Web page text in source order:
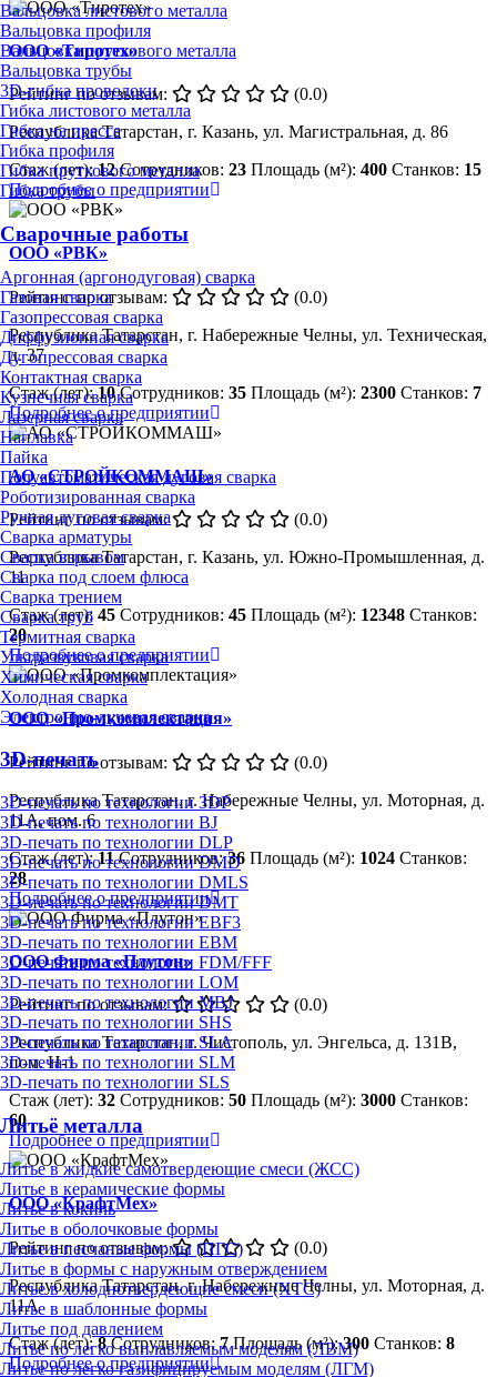
Вальцовка листового металла
Вальцовка профиля
Вальцовка пруткового металла
Вальцовка трубы
3D-гибка проволоки
Гибка листового металла
Гибка на прессе
Гибка профиля
Гибка пруткового металла
Гибка трубы
Сварочные работы
Аргонная (аргонодуговая) сварка
Газовая сварка
Газопрессовая сварка
Диффузионная сварка
Дугопрессовая сварка
Контактная сварка
Кузнечная сварка
Лазерная сварка
Наплавка
Пайка
Полуавтоматическая дуговая сварка
Роботизированная сварка
Ручная дуговая сварка
Сварка арматуры
Сварка взрывом
Сварка под слоем флюса
Сварка трением
Сварка труб
Термитная сварка
Ультразвуковая сварка
Химическая сварка
Холодная сварка
Электронно-лучевая сварка
3D-печать
3D-печать по технологии 3DP
3D-печать по технологии BJ
3D-печать по технологии DLP
3D-печать по технологии DMD
3D-печать по технологии DMLS
3D-печать по технологии DMT
3D-печать по технологии EBF3
3D-печать по технологии EBM
3D-печать по технологии FDM/FFF
3D-печать по технологии LOM
3D-печать по технологии MBJ
3D-печать по технологии SHS
3D-печать по технологии SLA
3D-печать по технологии SLM
3D-печать по технологии SLS
Литьё металла
Литье в жидкие самотвердеющие смеси (ЖСС)
Литье в керамические формы
Литье в кокиль
Литье в оболочковые формы
Литье в песчаные формы (ПГС)
Литье в формы с наружным отверждением
Литье в холоднотвердеющие смеси (ХТС)
Литье в шаблонные формы
Литье под давлением
Литье по легко выплавляемым моделям (ЛВМ)
Литье по легко газифицируемым моделям (ЛГМ)
ООО «Тиротех»
Рейтинг по отзывам:
(0.0)
Республика Татарстан, г. Казань, ул. Магистральная, д. 86
Стаж (лет):12 Сотрудников: 23 Площадь (м²): 400 Станков: 15
Подробнее о предприятии
ООО «РВК»
Рейтинг по отзывам:
(0.0)
Республика Татарстан, г. Набережные Челны, ул. Техническая,
д. 37
Стаж (лет):10 Сотрудников: 35 Площадь (м²): 2300 Станков: 7
Подробнее о предприятии
АО «СТРОЙКОММАШ»
Рейтинг по отзывам:
(0.0)
Республика Татарстан, г. Казань, ул. Южно-Промышленная, д.
11
Стаж (лет): 45 Сотрудников: 45 Площадь (м²): 12348 Станков:
20
Подробнее о предприятии
ООО «Промкомплектация»
Рейтинг по отзывам:
(0.0)
Республика Татарстан, г. Набережные Челны, ул. Моторная, д.
11А, пом. 6
Стаж (лет):11 Сотрудников:36 Площадь (м²): 1024 Станков:
28
Подробнее о предприятии
ООО Фирма «Плутон»
Рейтинг по отзывам:
(0.0)
Республика Татарстан, г. Чистополь, ул. Энгельса, д. 131В,
пом. Н-1
Стаж (лет): 32 Сотрудников: 50 Площадь (м²): 3000 Станков:
60
Подробнее о предприятии
ООО «КрафтМех»
Рейтинг по отзывам:
(0.0)
Республика Татарстан, г. Набережные Челны, ул. Моторная, д.
11А
Стаж (лет):8 Сотрудников:7 Площадь (м²):300 Станков: 8
Подробнее о предприятии